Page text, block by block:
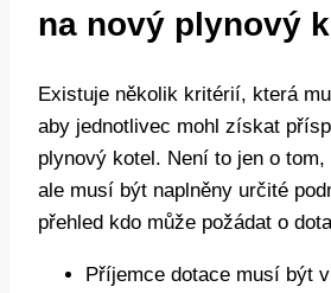
na nový plynový
Existuje několik kritérií, která
aby jednotlivec mohl získat
plynový kotel. Není to jen o
ale musí být naplněny určité
přehled kdo může požádat o
Příjemce dotace musí být